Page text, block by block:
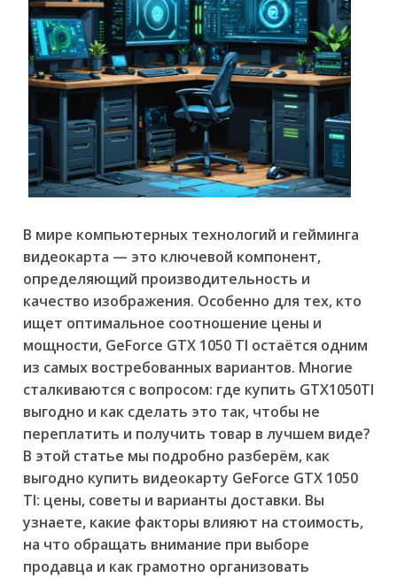
В мире компьютерных технологий и гейминга
видеокарта — это ключевой компонент,
определяющий производительность и
качество изображения. Особенно для тех, кто
ищет оптимальное соотношение цены и
мощности, GeForce GTX 1050 TI остаётся одним
из самых востребованных вариантов. Многие
сталкиваются с вопросом: где купить GTX1050TI
выгодно и как сделать это так, чтобы не
переплатить и получить товар в лучшем виде?
В этой статье мы подробно разберём, как
выгодно купить видеокарту GeForce GTX 1050
TI: цены, советы и варианты доставки. Вы
узнаете, какие факторы влияют на стоимость,
на что обращать внимание при выборе
продавца и как грамотно организовать